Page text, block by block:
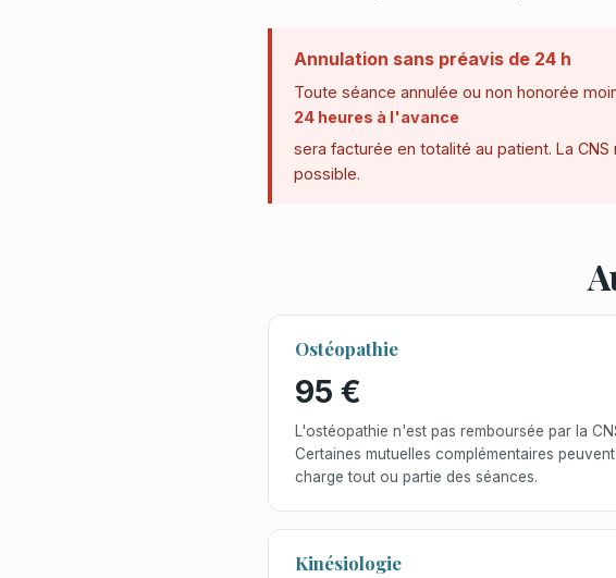
Annulation sans préavis de 24 h
Toute séance annulée ou non honorée
24 heures à l'avance
sera facturée en totalité au patient. La
possible.
Ostéopathie
95 €
L'ostéopathie n'est pas remboursée par la
Certaines mutuelles complémentaires
charge tout ou partie des séances.
Kinésiologie